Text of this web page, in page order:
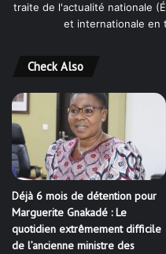
traite de l'actualité nationale
et internationale en
Check Also
Déjà 6 mois de détention pour
Marguerite Gnakadé : Le
quotidien extrêmement difficile
de l’ancienne ministre des